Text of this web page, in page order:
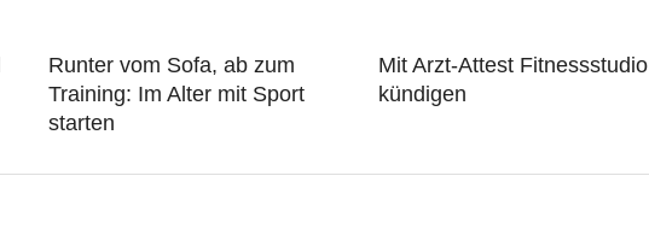
Runter vom Sofa, ab zum
Training: Im Alter mit Sport
starten
Mit Arzt-Attest Fitnessstudio
kündigen